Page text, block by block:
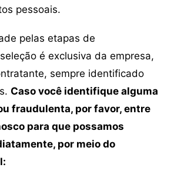
pessoais.
pelas etapas de
é exclusiva da empresa,
sempre identificado
Caso você identifique alguma
fraudulenta, por favor, entre
para que possamos
por meio do